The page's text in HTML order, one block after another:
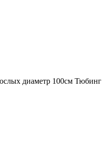
диаметр 100см